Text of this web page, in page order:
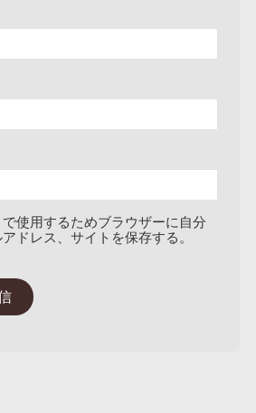
使用するためブラウザーに自分
ドレス、サイトを保存する。